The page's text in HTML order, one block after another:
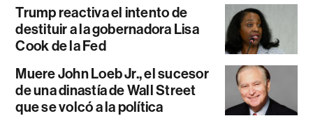
Trump reactiva el intento de
destituir a la gobernadora Lisa
Cook de la Fed
Muere John Loeb Jr., el sucesor
de una dinastía de Wall Street
que se volcó a la política